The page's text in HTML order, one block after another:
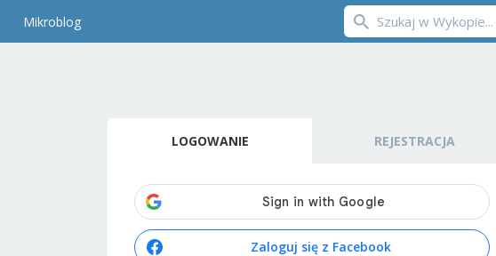
Mikroblog
LOGOWANIE REJESTRACJA
Zaloguj się z Facebook